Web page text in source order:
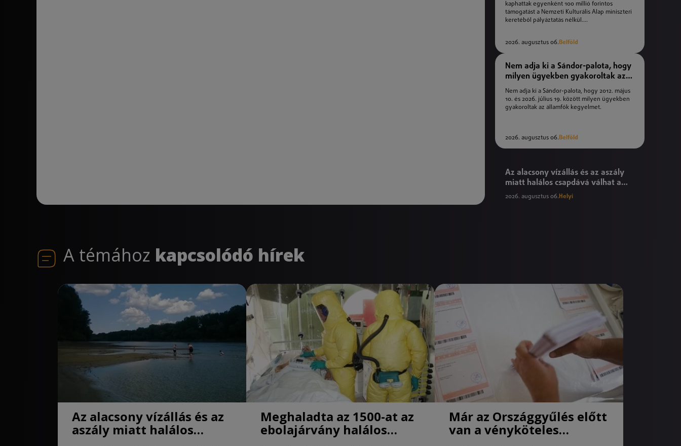
kaphattak egyenként 100 millió forintos
támogatást a Nemzeti Kulturális Alap miniszteri
keretéből pályáztatás nélkül....
2026. augusztus 06.Belföld
Nem adja ki a Sándor-palota, hogy
milyen ügyekben gyakoroltak az
államfők kegyelmet
Nem adja ki a Sándor-palota, hogy 2012. május
10. és 2026. július 19. között milyen ügyekben
gyakoroltak az államfők kegyelmet.
2026. augusztus 06.Belföld
Az alacsony vízállás és az aszály
miatt halálos csapdává válhat a
Tisza
2026. augusztus 06. Helyi
A témához kapcsolódó hírek
Az alacsony vízállás és az
aszály miatt halálos
Meghaladta az 1500-at az
ebolajárvány halálos
Már az Országgyűlés előtt
van a vényköteles